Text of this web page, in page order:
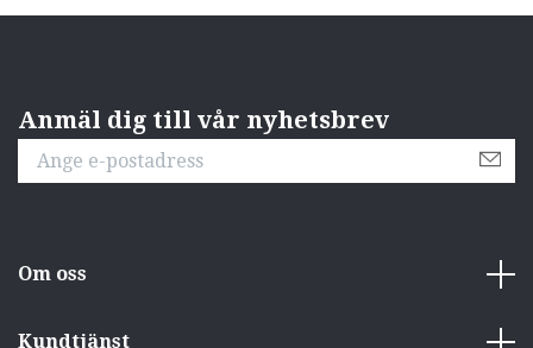
Anmäl dig till vår nyhetsbrev
Om oss
Kundtjänst